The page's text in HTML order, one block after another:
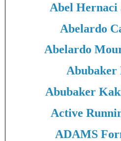
Abel Hernaci
Abelardo
Abelardo
Abubaker
Abubaker
Active
ADAMS